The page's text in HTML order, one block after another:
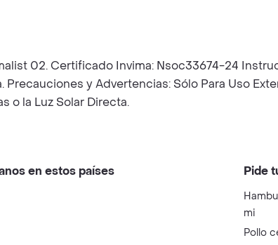
02. Certificado Invima: Nsoc33674-24
y Advertencias: Sólo Para Uso
o la Luz Solar Directa.
en estos países Pide
mi
Pollo